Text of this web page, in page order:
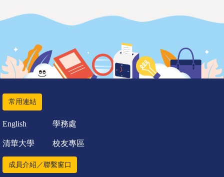
常用連結
English 學務處
清華大學 校友專區
成員介紹／聯繫窗口